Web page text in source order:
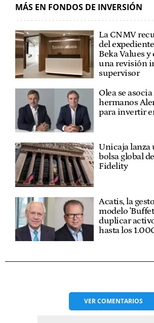
MÁS EN FONDOS DE INVERSIÓN
La CNMV
del
Beka Values y
una revisión
supervisor
Olea se
hermanos
para invertir
Unicaja lanza
bolsa global
Fidelity
Acatis, la
modelo
duplicar
hasta los
VERCOMENTARIOS